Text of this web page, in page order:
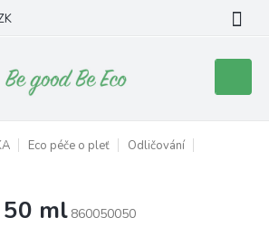
košík
Eco péče o pleť
Odličování
ml 860050050